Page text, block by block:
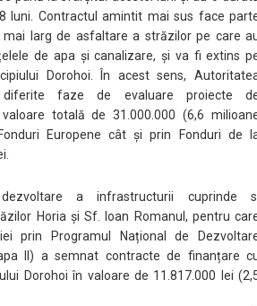
luni. Contractul amintit mai sus face
larg de asfaltare a străzilor pe care
de apa și canalizare, și va fi extins
Dorohoi. În acest sens,
faze de evaluare proiecte
totală de 31.000.000 (6,6
Europene cât și prin Fonduri de
a infrastructurii cuprinde
Horia și Sf. Ioan Romanul, pentru
prin Programul Național de
II) a semnat contracte de finanțare
Dorohoi în valoare de 11.817.000 lei